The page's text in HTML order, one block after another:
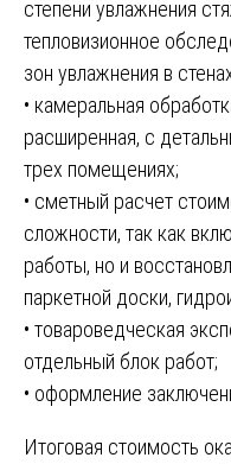
степени увлажнения
тепловизионное
зон увлажнения в
• камеральная
расширенная, с
трех помещениях;
• сметный расчет
сложности, так как
работы, но и
паркетной доски,
• товароведческая
отдельный блок работ;
• оформление
Итоговая стоимость